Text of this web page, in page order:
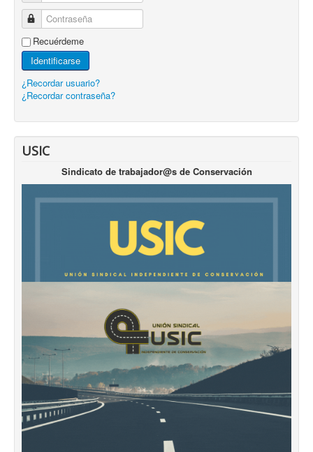
Contraseña
Recuérdeme
Identificarse
¿Recordar usuario?
¿Recordar contraseña?
USIC
Sindicato de trabajador@s de Conservación